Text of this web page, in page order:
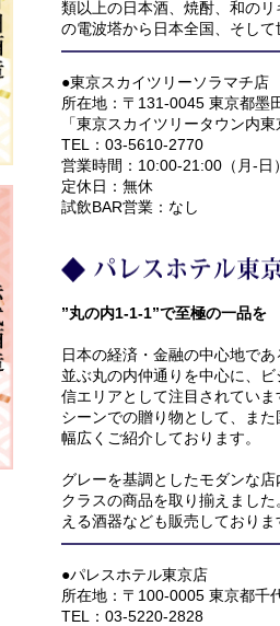
類以上の日本酒、焼酎、和の
の電波塔から日本全国、そし
●東京スカイツリーソラマチ店
所在地：〒131-0045 東京都墨
「東京スカイツリータウン内
TEL：03-5610-2770
営業時間：10:00-21:00（月-日
定休日：無休
試飲BAR営業：なし
”丸の内1-1-1”で至極の一品を
日本の経済・金融の中心地で
並ぶ丸の内仲通りを中心に、
信エリアとして注目されてい
シーンでの贈り物として、ま
幅広くご紹介しております。
グレーを基調としたモダンな
クラスの商品を取り揃えまし
える酒器なども販売しておりま
●パレスホテル東京店
所在地：〒100-0005 東京都千
TEL：03-5220-2828